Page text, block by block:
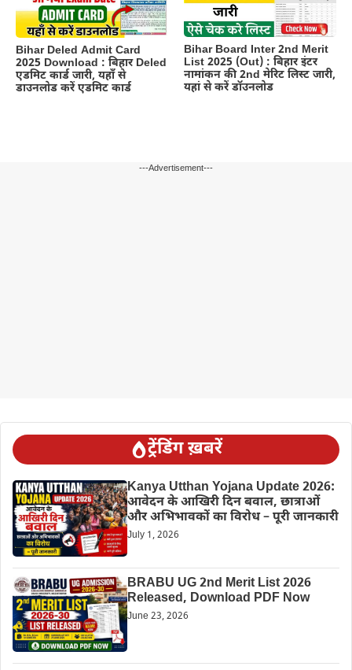
Bihar Deled Admit Card
2025 Download : बिहार Deled
एडमिट कार्ड जारी, यहाँ से
डाउनलोड करें एडमिट कार्ड
Bihar Board Inter 2nd Merit
List 2025 (Out) : बिहार इंटर
नामांकन की 2nd मेरिट लिस्ट जारी,
यहां से करें डॉउनलोड
---Advertisement---
ट्रेंडिंग ख़बरें
Kanya Utthan Yojana Update 2026:
आवेदन के आखिरी दिन बवाल, छात्राओं
और अभिभावकों का विरोध – पूरी जानकारी
July 1, 2026
BRABU UG 2nd Merit List 2026
Released, Download PDF Now
June 23, 2026